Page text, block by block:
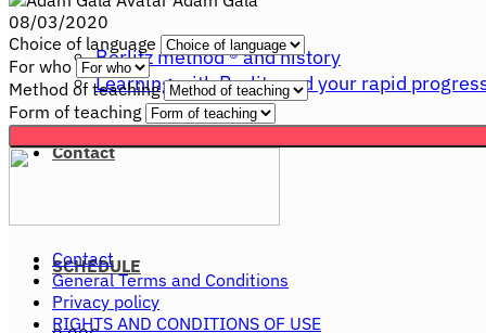
Berlitz method ® and history
Learning with Berlitz and your rapid
Contact
SCHEDULE
08/03/2020
Choice of language
For who
Method of teaching
Form of teaching
Contact
General Terms and Conditions
Privacy policy
RIGHTS AND CONDITIONS OF USE